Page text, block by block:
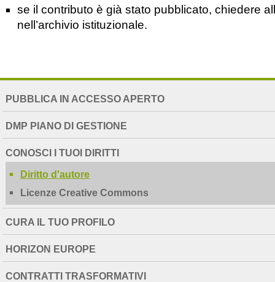
se il contributo è già stato pubblicato, chiedere
nell’archivio istituzionale.
EXTENDED
PUBBLICA IN ACCESSO APERTO
DMP PIANO DI GESTIONE
CONOSCI I TUOI DIRITTI
Diritto d'autore
Licenze Creative Commons
CURA IL TUO PROFILO
HORIZON EUROPE
CONTRATTI TRASFORMATIVI